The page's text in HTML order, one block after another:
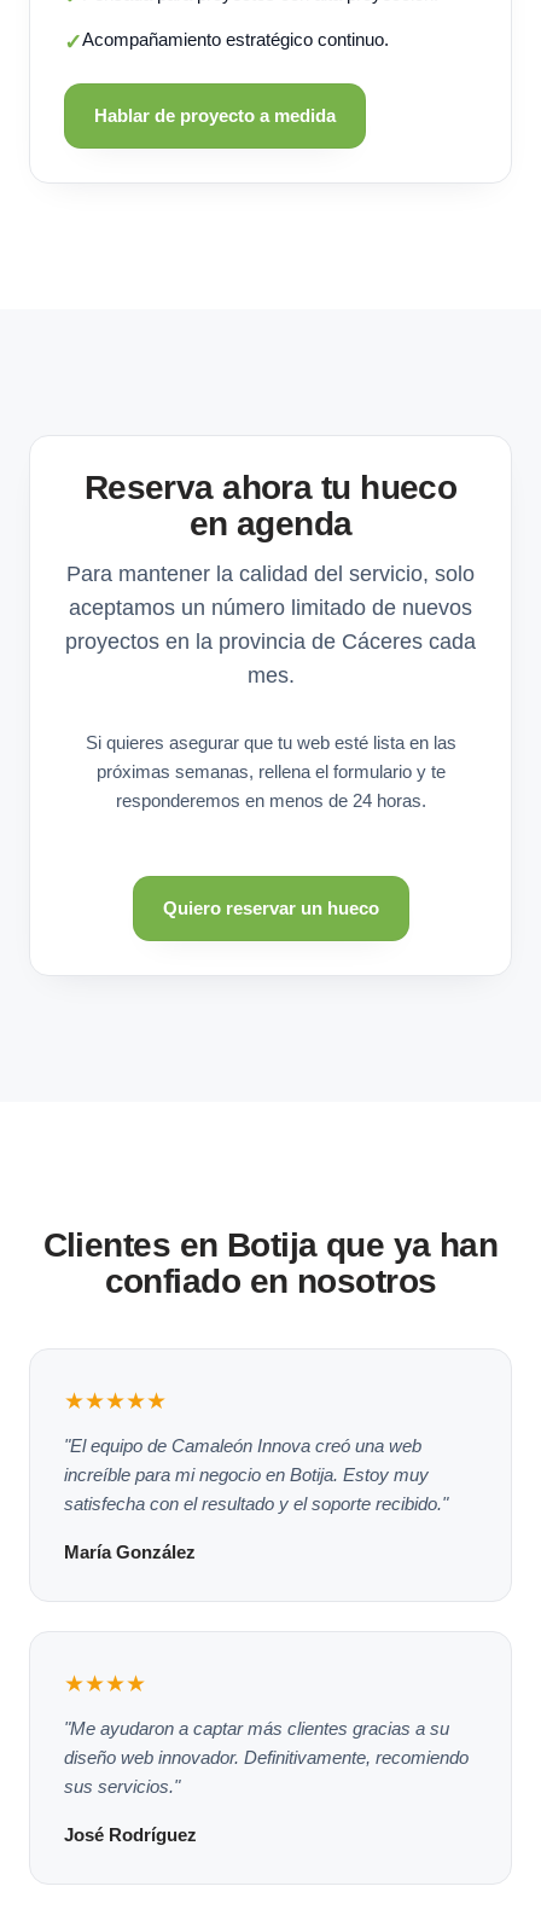
✓Acompañamiento estratégico continuo.
Hablar de proyecto a medida
Reserva ahora tu hueco
en agenda
Para mantener la calidad del servicio, solo
aceptamos un número limitado de nuevos
proyectos en la provincia de Cáceres cada
mes.
Si quieres asegurar que tu web esté lista en las
próximas semanas, rellena el formulario y te
responderemos en menos de 24 horas.
Quiero reservar un hueco
Clientes en Botija que ya han
confiado en nosotros
★★★★★
"El equipo de Camaleón Innova creó una web
increíble para mi negocio en Botija. Estoy muy
satisfecha con el resultado y el soporte recibido."
María González
★★★★
"Me ayudaron a captar más clientes gracias a su
diseño web innovador. Definitivamente, recomiendo
sus servicios."
José Rodríguez